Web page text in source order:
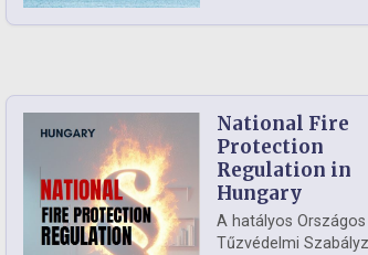
National Fire
Protection
Regulation in
Hungary
A hatályos Országos
Tűzvédelmi